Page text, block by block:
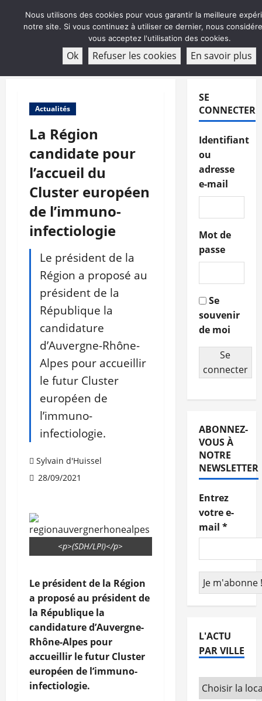
ABONNEMENT
Actualités
La Région
candidate pour
l’accueil du
Cluster européen
de l’immuno-
infectiologie
Le président de la
Région a proposé au
président de la
République la
candidature
d’Auvergne-Rhône-
Alpes pour accueillir
le futur Cluster
européen de
l’immuno-
infectiologie.
Sylvain d'Huissel
28/09/2021
<p>(SDH/LPI)</p>
Le président de la Région
a proposé au président de
la République la
candidature d’Auvergne-
Rhône-Alpes pour
accueillir le futur Cluster
européen de l’immuno-
infectiologie.
SE
CONNECTER
Identifiant
ou
adresse
e-mail
Mot de
passe
Se
souvenir
de moi
Se
connecter
ABONNEZ-
VOUS À
NOTRE
NEWSLETTER
Entrez
votre e-
mail *
L'ACTU
PAR VILLE
Nous utilisons des cookies pour vous garantir la meilleure
notre site. Si vous continuez à utiliser ce dernier, nous
vous acceptez l'utilisation des cookies.
Ok Refuser les cookies En savoir plus